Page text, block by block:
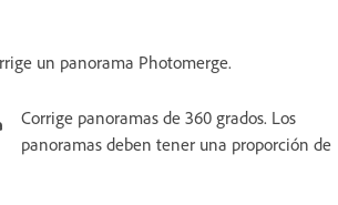
un panorama Photomerge.
Corrige panoramas de 360 grados. Los
panoramas deben tener una proporción de